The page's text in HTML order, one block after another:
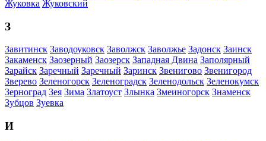
Жуковка Жуковский
З
Завитинск Заводоуковск Заволжск Заволжье Задонск Заинск
Закаменск Заозерный Заозерск Западная Двина Заполярный
Зарайск Заречный Заречный Заринск Звенигово Звенигород
Зверево Зеленогорск Зеленоградск Зеленодольск Зеленокумск
Зерноград Зея Зима Златоуст Злынка Змеиногорск Знаменск
Зубцов Зуевка
И